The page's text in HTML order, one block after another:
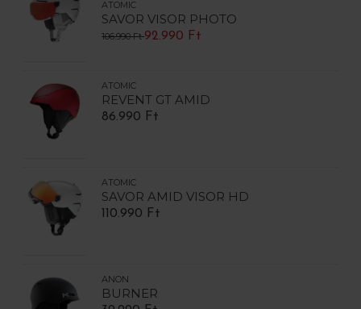
ATOMIC
SAVOR VISOR PHOTO
106.990 Ft92.990 Ft
ATOMIC
REVENT GT AMID
86.990 Ft
ATOMIC
SAVOR AMID VISOR HD
110.990 Ft
ANON
BURNER